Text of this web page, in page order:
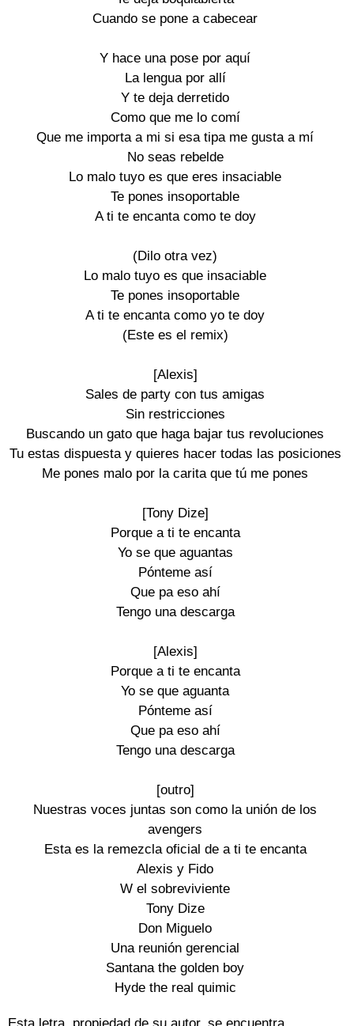
Cuando se pone a cabecear
Y hace una pose por aquí
La lengua por allí
Y te deja derretido
Como que me lo comí
Que me importa a mi si esa tipa me gusta a mí
No seas rebelde
Lo malo tuyo es que eres insaciable
Te pones insoportable
A ti te encanta como te doy
(Dilo otra vez)
Lo malo tuyo es que insaciable
Te pones insoportable
A ti te encanta como yo te doy
(Este es el remix)
[Alexis]
Sales de party con tus amigas
Sin restricciones
Buscando un gato que haga bajar tus revoluciones
Tu estas dispuesta y quieres hacer todas las posiciones
Me pones malo por la carita que tú me pones
[Tony Dize]
Porque a ti te encanta
Yo se que aguantas
Pónteme así
Que pa eso ahí
Tengo una descarga
[Alexis]
Porque a ti te encanta
Yo se que aguanta
Pónteme así
Que pa eso ahí
Tengo una descarga
[outro]
Nuestras voces juntas son como la unión de los
avengers
Esta es la remezcla oficial de a ti te encanta
Alexis y Fido
W el sobreviviente
Tony Dize
Don Miguelo
Una reunión gerencial
Santana the golden boy
Hyde the real quimic
Esta letra, propiedad de su autor, se encuentra